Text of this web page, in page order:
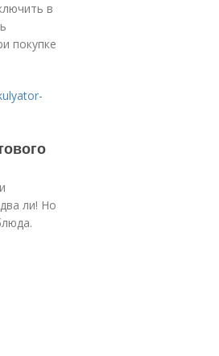
в
покупке
ли! Но